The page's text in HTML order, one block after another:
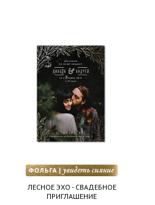
ЛЕСНОЕ ЭХО - СВАДЕБНОЕ
ПРИГЛАШЕНИЕ